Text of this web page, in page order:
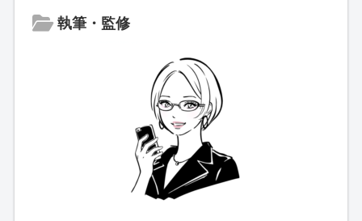
執筆・監修